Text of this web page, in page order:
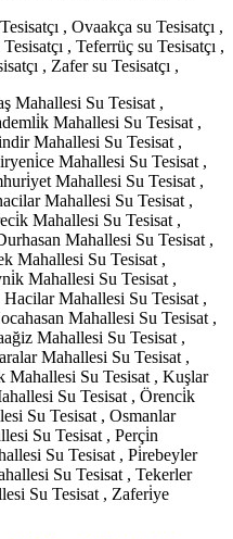
, Ovaakça su Tesisatçı ,
, Teferrüç su Tesisatçı ,
, Zafer su Tesisatçı ,
Mahallesi Su Tesisat ,
Mahallesi Su Tesisat ,
Mahallesi Su Tesisat ,
Mahallesi Su Tesisat ,
Mahallesi Su Tesisat ,
Mahallesi Su Tesisat ,
Mahallesi Su Tesisat ,
Mahallesi Su Tesisat ,
Mahallesi Su Tesisat ,
Mahallesi Su Tesisat ,
Mahallesi Su Tesisat ,
Mahallesi Su Tesisat ,
Mahallesi Su Tesisat ,
Mahallesi Su Tesisat ,
Mahallesi Su Tesisat , Kuşlar
Su Tesisat , Örenci̇k
Su Tesisat , Osmanlar
Su Tesisat , Perçi̇n
Su Tesisat , Pi̇rebeyler
Su Tesisat , Tekerler
Su Tesisat , Zaferi̇ye